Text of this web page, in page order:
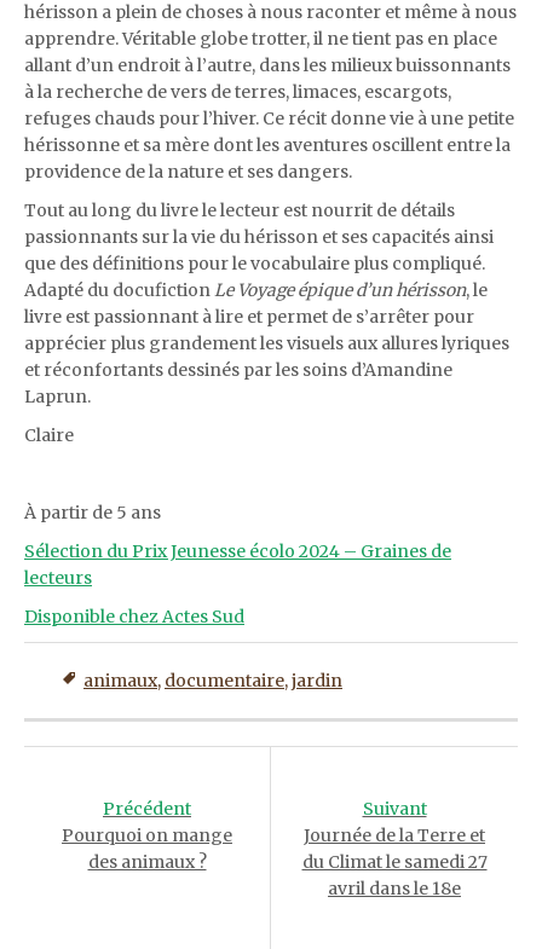
hérisson a plein de choses à nous raconter et même à nous
apprendre. Véritable globe trotter, il ne tient pas en place
allant d’un endroit à l’autre, dans les milieux buissonnants
à la recherche de vers de terres, limaces, escargots,
refuges chauds pour l’hiver. Ce récit donne vie à une petite
hérissonne et sa mère dont les aventures oscillent entre la
providence de la nature et ses dangers.
Tout au long du livre le lecteur est nourrit de détails
passionnants sur la vie du hérisson et ses capacités ainsi
que des définitions pour le vocabulaire plus compliqué.
Adapté du docufictionLe Voyage épique d’un hérisson, le
livre est passionnant à lire et permet de s’arrêter pour
apprécier plus grandement les visuels aux allures lyriques
et réconfortants dessinés par les soins d’Amandine
Laprun.
Claire
À partir de 5 ans
Sélection du Prix Jeunesse écolo 2024 – Graines de
lecteurs
Disponible chez Actes Sud
animaux, documentaire,jardin
navigationPrécédent
Pourquoi on mange
des animaux ?
Suivant
Journée de la Terre et
du Climat le samedi 27
avril dans le 18e